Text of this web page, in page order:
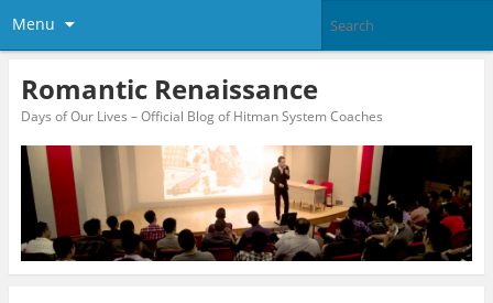
Menu
Romantic Renaissance
Days of Our Lives – Official Blog of Hitman System Coaches